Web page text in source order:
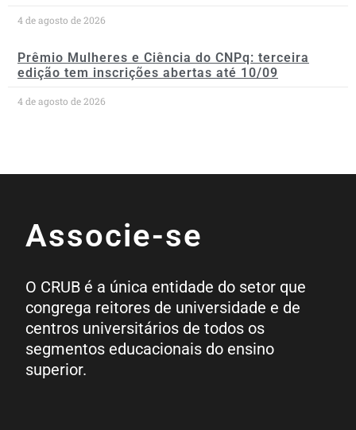
4 de agosto de 2026
Prêmio Mulheres e Ciência do CNPq: terceira
edição tem inscrições abertas até 10/09
4 de agosto de 2026
Associe-se
O CRUB é a única entidade do setor que
congrega reitores de universidade e de
centros universitários de todos os
segmentos educacionais do ensino
superior.